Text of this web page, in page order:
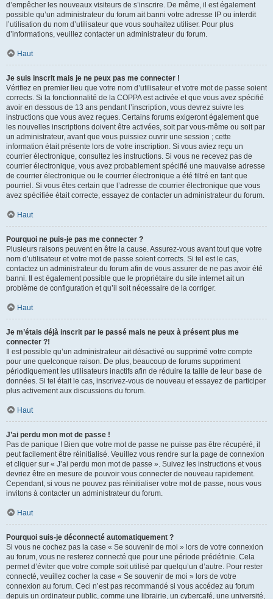
d’empêcher les nouveaux visiteurs de s’inscrire. De même, il est également
possible qu’un administrateur du forum ait banni votre adresse IP ou interdit
l’utilisation du nom d’utilisateur que vous souhaitez utiliser. Pour plus
d’informations, veuillez contacter un administrateur du forum.
Haut
Je suis inscrit mais je ne peux pas me connecter !
Vérifiez en premier lieu que votre nom d’utilisateur et votre mot de passe soient
corrects. Si la fonctionnalité de la COPPA est activée et que vous avez spécifié
avoir en dessous de 13 ans pendant l’inscription, vous devrez suivre les
instructions que vous avez reçues. Certains forums exigeront également que
les nouvelles inscriptions doivent être activées, soit par vous-même ou soit par
un administrateur, avant que vous puissiez ouvrir une session ; cette
information était présente lors de votre inscription. Si vous aviez reçu un
courrier électronique, consultez les instructions. Si vous ne recevez pas de
courrier électronique, vous avez probablement spécifié une mauvaise adresse
de courrier électronique ou le courrier électronique a été filtré en tant que
pourriel. Si vous êtes certain que l’adresse de courrier électronique que vous
avez spécifiée était correcte, essayez de contacter un administrateur du forum.
Haut
Pourquoi ne puis-je pas me connecter ?
Plusieurs raisons peuvent en être la cause. Assurez-vous avant tout que votre
nom d’utilisateur et votre mot de passe soient corrects. Si tel est le cas,
contactez un administrateur du forum afin de vous assurer de ne pas avoir été
banni. Il est également possible que le propriétaire du site internet ait un
problème de configuration et qu’il soit nécessaire de la corriger.
Haut
Je m’étais déjà inscrit par le passé mais ne peux à présent plus me
connecter ?!
Il est possible qu’un administrateur ait désactivé ou supprimé votre compte
pour une quelconque raison. De plus, beaucoup de forums suppriment
périodiquement les utilisateurs inactifs afin de réduire la taille de leur base de
données. Si tel était le cas, inscrivez-vous de nouveau et essayez de participer
plus activement aux discussions du forum.
Haut
J’ai perdu mon mot de passe !
Pas de panique ! Bien que votre mot de passe ne puisse pas être récupéré, il
peut facilement être réinitialisé. Veuillez vous rendre sur la page de connexion
et cliquer sur « J’ai perdu mon mot de passe ». Suivez les instructions et vous
devriez être en mesure de pouvoir vous connecter de nouveau rapidement.
Cependant, si vous ne pouvez pas réinitialiser votre mot de passe, nous vous
invitons à contacter un administrateur du forum.
Haut
Pourquoi suis-je déconnecté automatiquement ?
Si vous ne cochez pas la case « Se souvenir de moi » lors de votre connexion
au forum, vous ne resterez connecté que pour une période prédéfinie. Cela
permet d’éviter que votre compte soit utilisé par quelqu’un d’autre. Pour rester
connecté, veuillez cocher la case « Se souvenir de moi » lors de votre
connexion au forum. Ceci n’est pas recommandé si vous accédez au forum
depuis un ordinateur public, comme une librairie, un cybercafé, une université,